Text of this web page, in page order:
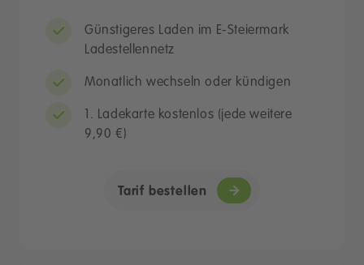
Günstigeres Laden im E-Steiermark
Ladestellennetz
Monatlich wechseln oder kündigen
1. Ladekarte kostenlos (jede weitere
9,90 €)
Tarif bestellen